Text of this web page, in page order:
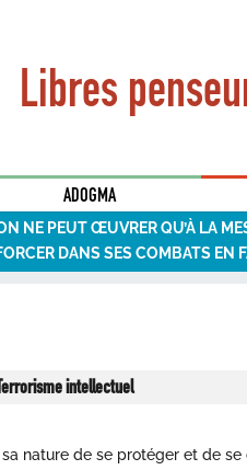
Libres
ADOGMA
NE PEUT ŒUVRER QU’À LA
DANS SES COMBATS
intellectuel
nature de se protéger et de